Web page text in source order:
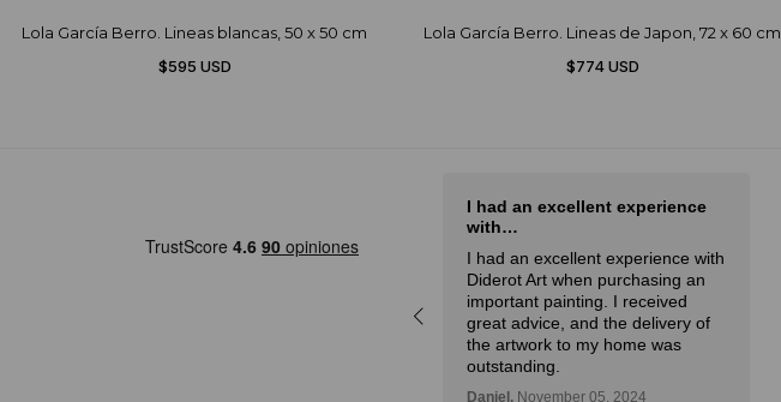
Lola García Berro. Lineas blancas, 50 x 50 cm
$595 USD
Lola García Berro. Lineas de Japon, 72 x 60 cm
$774 USD
El mejor sitio de arte de Latam,
especialmente por la curación
I had an excellent experience
with…
I had an excellent experience with
Diderot Art when purchasing an
important painting. I received
great advice, and the delivery of
the artwork to my home was
outstanding.
Daniel, November 05, 2024